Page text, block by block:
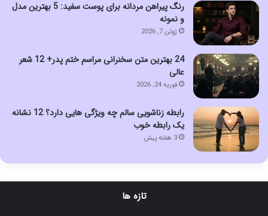
رنگ پیراهن مردانه برای پوست سفید: 5 بهترین مدل
و نمونه
ژوئن 7, 2026
24 بهترین متن سخنرانی مراسم ختم پدر+ 12 شعر
عالی
فوریه 24, 2026
رابطه زناشویی سالم چه ویژگی هایی دارد؟ 12 نشانه
یک رابطه خوب
3 هفته پیش
تازه ها